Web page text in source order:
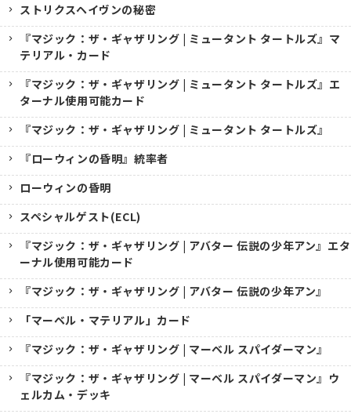
ストリクスヘイヴンの秘密
『マジック：ザ・ギャザリング | ミュータント タートルズ』マ
テリアル・カード
『マジック：ザ・ギャザリング | ミュータント タートルズ』エ
ターナル使用可能カード
『マジック：ザ・ギャザリング | ミュータント タートルズ』
『ローウィンの昏明』統率者
ローウィンの昏明
スペシャルゲスト(ECL)
『マジック：ザ・ギャザリング | アバター 伝説の少年アン』エタ
ーナル使用可能カード
『マジック：ザ・ギャザリング | アバター 伝説の少年アン』
「マーベル・マテリアル」カード
『マジック：ザ・ギャザリング | マーベル スパイダーマン』
『マジック：ザ・ギャザリング | マーベル スパイダーマン』ウ
ェルカム・デッキ